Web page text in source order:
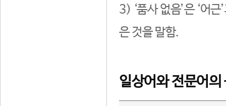
3) ‘품사 없음’은 ‘어
은 것을 말함.
일상어와 전문어의